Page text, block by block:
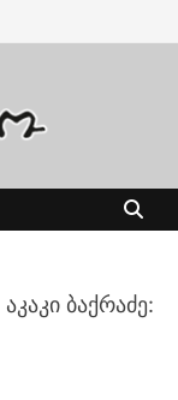
აკაკი ბაქრაძე: